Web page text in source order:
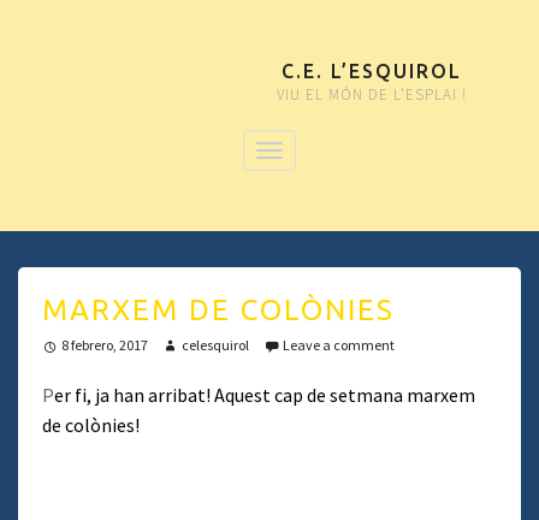
C.E. L’ESQUIROL
VIU EL MÓN DE L'ESPLAI !
MARXEM DE COLÒNIES
8 febrero, 2017 celesquirol Leave a comment
Per fi, ja han arribat! Aquest cap de setmana marxem
de colònies!